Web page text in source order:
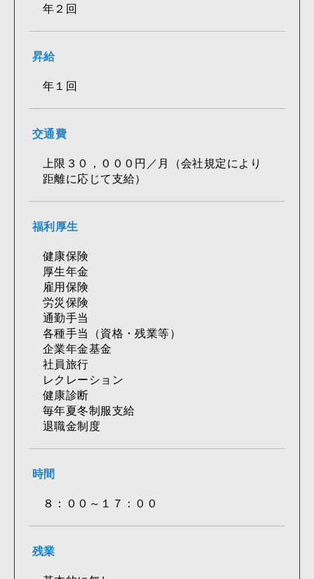
年２回
昇給
年１回
交通費
上限３０，０００円／月（会社規定により
距離に応じて支給）
福利厚生
健康保険
厚生年金
雇用保険
労災保険
通勤手当
各種手当（資格・残業等）
企業年金基金
社員旅行
レクレーション
健康診断
毎年夏冬制服支給
退職金制度
時間
８：００～１７：００
残業